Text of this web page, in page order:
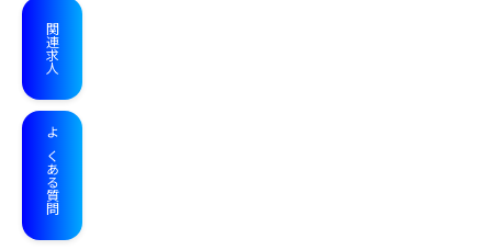
関連求人
よくある質問